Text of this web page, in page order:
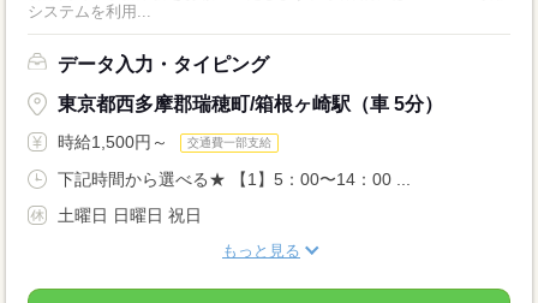
システムを利用...
データ入力・タイピング
東京都西多摩郡瑞穂町/箱根ヶ崎駅（車 5分）
時給1,500円～ 交通費一部支給
下記時間から選べる★ 【1】5：00〜14：00 ...
土曜日 日曜日 祝日
もっと見る